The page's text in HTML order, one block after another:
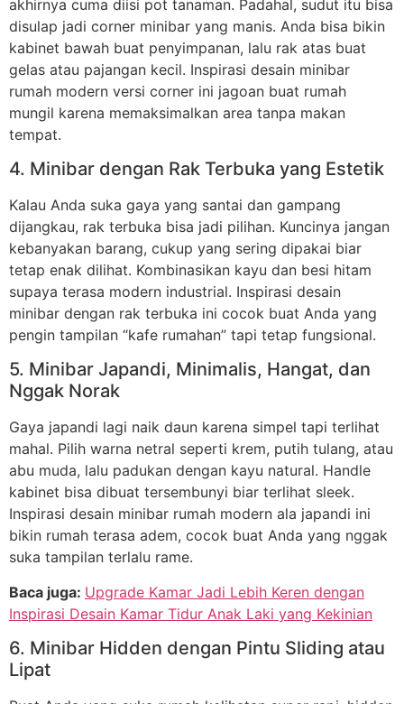
akhirnya cuma diisi pot tanaman. Padahal, sudut itu bisa
disulap jadi corner minibar yang manis. Anda bisa bikin
kabinet bawah buat penyimpanan, lalu rak atas buat
gelas atau pajangan kecil. Inspirasi desain minibar
rumah modern versi corner ini jagoan buat rumah
mungil karena memaksimalkan area tanpa makan
tempat.
4. Minibar dengan Rak Terbuka yang Estetik
Kalau Anda suka gaya yang santai dan gampang
dijangkau, rak terbuka bisa jadi pilihan. Kuncinya jangan
kebanyakan barang, cukup yang sering dipakai biar
tetap enak dilihat. Kombinasikan kayu dan besi hitam
supaya terasa modern industrial. Inspirasi desain
minibar dengan rak terbuka ini cocok buat Anda yang
pengin tampilan “kafe rumahan” tapi tetap fungsional.
5. Minibar Japandi, Minimalis, Hangat, dan
Nggak Norak
Gaya japandi lagi naik daun karena simpel tapi terlihat
mahal. Pilih warna netral seperti krem, putih tulang, atau
abu muda, lalu padukan dengan kayu natural. Handle
kabinet bisa dibuat tersembunyi biar terlihat sleek.
Inspirasi desain minibar rumah modern ala japandi ini
bikin rumah terasa adem, cocok buat Anda yang nggak
suka tampilan terlalu rame.
Baca juga: Upgrade Kamar Jadi Lebih Keren dengan
Inspirasi Desain Kamar Tidur Anak Laki yang Kekinian
6. Minibar Hidden dengan Pintu Sliding atau
Lipat